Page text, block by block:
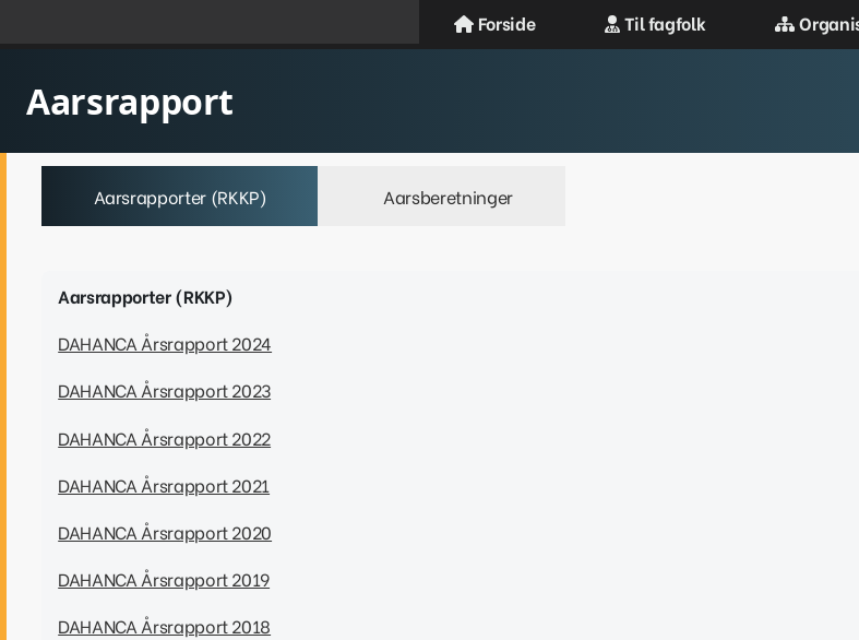
Forside Til fagfolk
Aarsrapport
Aarsrapporter (RKKP) Aarsberetninger
Aarsrapporter (RKKP)
DAHANCA Årsrapport 2024
DAHANCA Årsrapport 2023
DAHANCA Årsrapport 2022
DAHANCA Årsrapport 2021
DAHANCA Årsrapport 2020
DAHANCA Årsrapport 2019
DAHANCA Årsrapport 2018